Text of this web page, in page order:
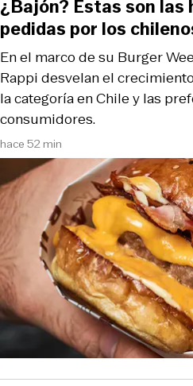
hace 52 min
En el marco de su Burger
Rappi desvelan el
la categoría en Chile y las
consumidores.
¿Bajón? Estas son las
pedidas por los